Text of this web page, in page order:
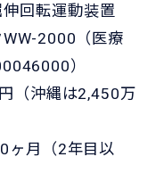
回転運動装置
2000（医療
）
（沖縄は2,450万
ヶ月（2年目以